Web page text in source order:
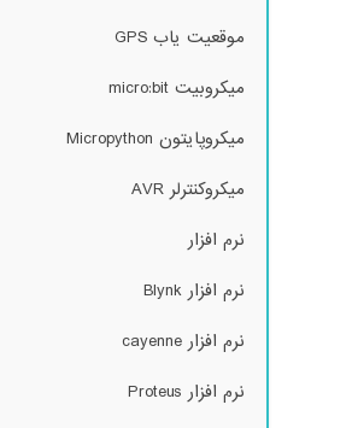
موقعیت یاب GPS
میکروبیت micro:bit
میکروپایتون Micropython
میکروکنترلر AVR
نرم افزار
نرم افزار Blynk
نرم افزار cayenne
نرم افزار Proteus